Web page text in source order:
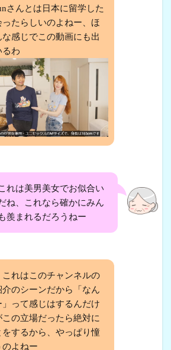
さんとは日本に留学した
ったらしいのよねー、ほ
な感じでこの動画にも出
るわ
れは美男美女でお似合い
ね、これなら確かにみん
羨まれるだろうねー
これはこのチャンネルの
介のシーンだから「なん
」って感じはするんだけ
この立場だったら絶対に
をするから、やっぱり憧
のよねー